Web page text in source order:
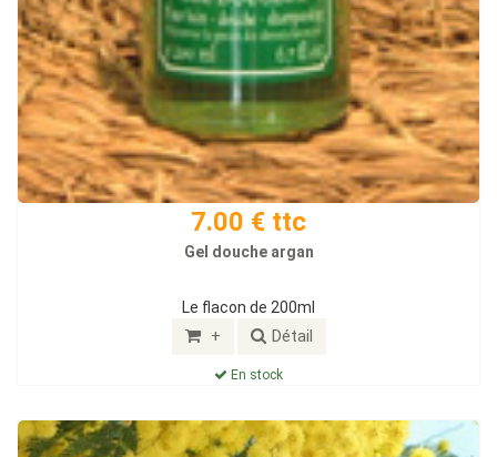
7.00 € ttc
Gel douche argan
Le flacon de 200ml
+ Détail
En stock